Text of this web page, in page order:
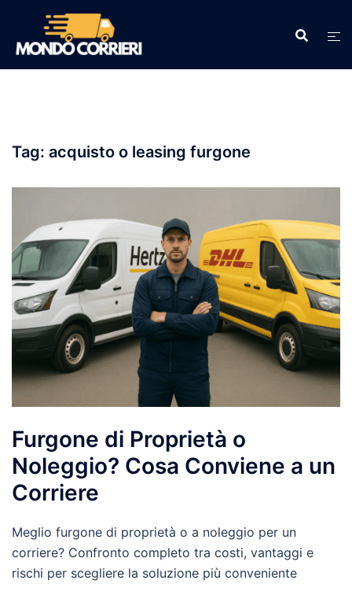
contenuto
Tag: acquisto o leasing furgone
Furgone di Proprietà o
Noleggio? Cosa Conviene a un
Corriere
Meglio furgone di proprietà o a noleggio per un
corriere? Confronto completo tra costi, vantaggi e
rischi per scegliere la soluzione più conveniente